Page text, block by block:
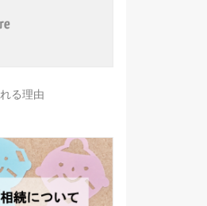
る理由